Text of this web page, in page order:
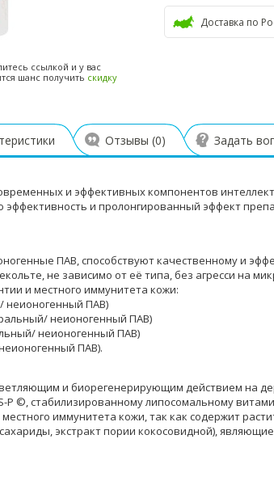
ссылкой и у вас
шанс получить скидку
Доставка по
Отзывы (0) Задать
и эффективных компонентов
эффективность и пролонгированный эффект
ПАВ, способствуют качественному и
не зависимо от её типа, без агресси на
и местного иммунитета кожи:
неионогенный ПАВ)
неионогенный ПАВ)
неионогенный ПАВ)
ПАВ).
и биорегенерирующим действием на
P ©, стабилизированному липосомальному
иммунитета кожи, так как содержит
экстракт пории кокосовидной),